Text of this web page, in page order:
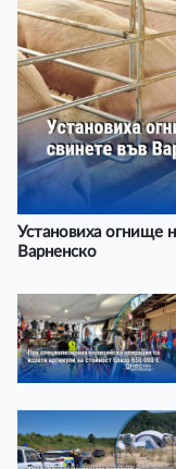
Установиха огнище
Варненско